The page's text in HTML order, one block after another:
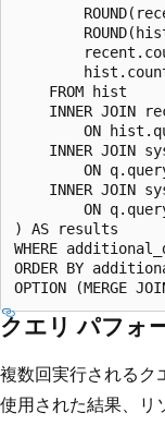
    FROM hist
INNER JOIN
ON
INNER JOIN
ON
INNER JOIN
ON
) AS results
WHERE
ORDER BY
クエリ パフォ
複数回実行されるク
使用された結果、リ